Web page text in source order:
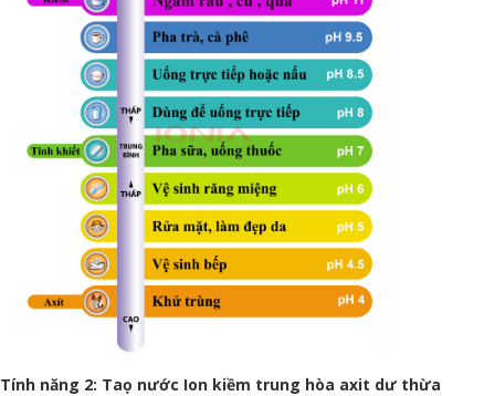
Tính năng 2: Taọ nước Ion kiềm trung hòa axit dư thừa